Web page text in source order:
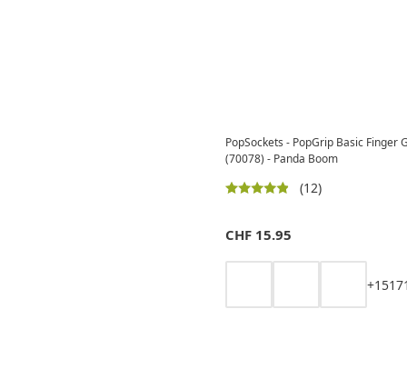
PopSockets - PopGrip Basic
(70078) - Panda Boom
(12)
CHF 15.95
+1517